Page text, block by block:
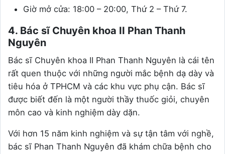
Giờ mở cửa: 18:00 – 20:00, Thứ 2 – Thứ 7.
4. Bác sĩ Chuyên khoa II Phan Thanh
Nguyên
Bác sĩ Chuyên khoa II Phan Thanh Nguyên là cái tên
rất quen thuộc với những người mắc bệnh dạ dày và
tiêu hóa ở TPHCM và các khu vực phụ cận. Bác sĩ
được biết đến là một người thầy thuốc giỏi, chuyên
môn cao và kinh nghiệm dày dặn.
Với hơn 15 năm kinh nghiệm và sự tận tâm với nghề,
bác sĩ Phan Thanh Nguyên đã khám chữa bệnh cho